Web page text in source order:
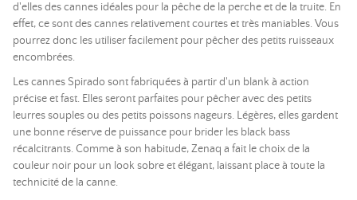
d'elles des cannes idéales pour la pêche de la perche et de la truite. En
effet, ce sont des cannes relativement courtes et très maniables. Vous
pourrez donc les utiliser facilement pour pêcher des petits ruisseaux
encombrées.
Les cannes Spirado sont fabriquées à partir d'un blank à action
précise et fast. Elles seront parfaites pour pêcher avec des petits
leurres souples ou des petits poissons nageurs. Légères, elles gardent
une bonne réserve de puissance pour brider les black bass
récalcitrants. Comme à son habitude, Zenaq a fait le choix de la
couleur noir pour un look sobre et élégant, laissant place à toute la
technicité de la canne.